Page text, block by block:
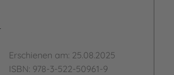
Erschienen am: 25.08.2025
ISBN: 978-3-522-50961-9